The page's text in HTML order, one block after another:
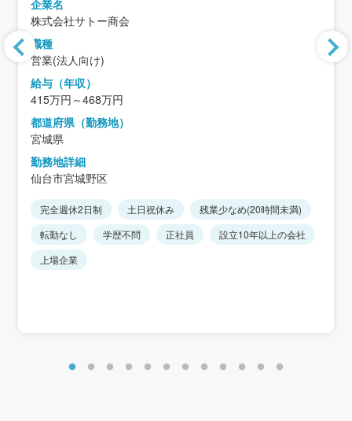
企業名
株式会社サトー商会
職種
営業(法人向け)
給与（年収）
415万円～468万円
都道府県（勤務地）
宮城県
勤務地詳細
仙台市宮城野区
完全週休2日制 土日祝休み
残業少なめ(20時間未満)
転勤なし
学歴不問 正社員
設立10年以上の会社
上場企業